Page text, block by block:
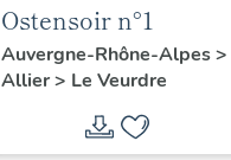
Ostensoir n°1
Auvergne-Rhône-Alpes>
Allier> Le Veurdre